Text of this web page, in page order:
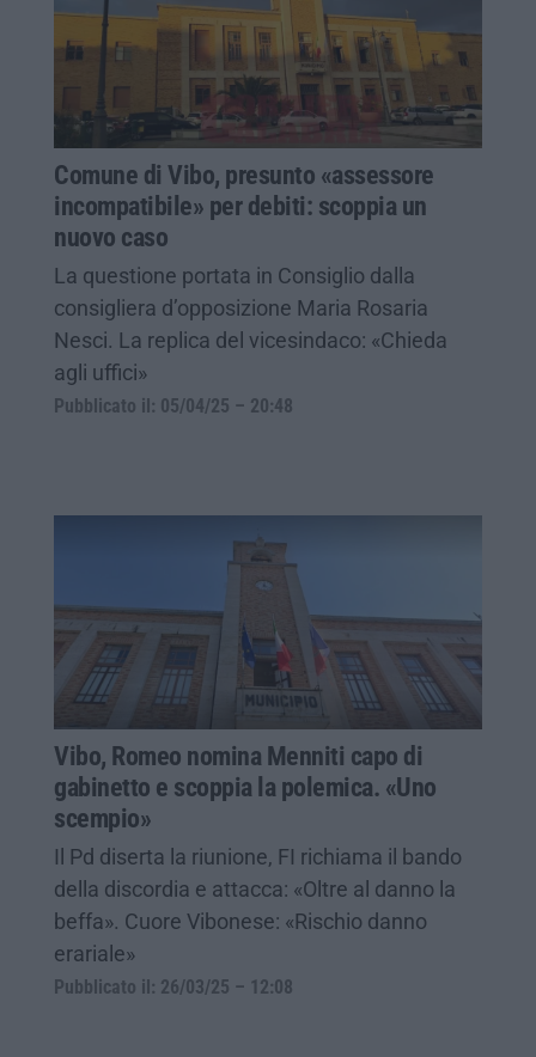
Comune di Vibo, presunto «assessore
incompatibile» per debiti: scoppia un
nuovo caso
La questione portata in Consiglio dalla
consigliera d’opposizione Maria Rosaria
Nesci. La replica del vicesindaco: «Chieda
agli uffici»
Pubblicato il: 05/04/25 – 20:48
Vibo, Romeo nomina Menniti capo di
gabinetto e scoppia la polemica. «Uno
scempio»
Il Pd diserta la riunione, FI richiama il bando
della discordia e attacca: «Oltre al danno la
beffa». Cuore Vibonese: «Rischio danno
erariale»
Pubblicato il: 26/03/25 – 12:08